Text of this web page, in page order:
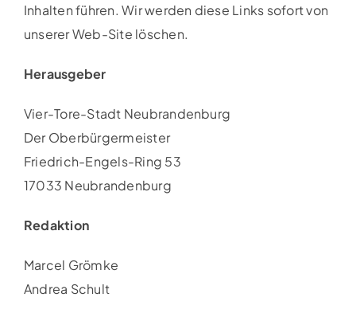
Inhalten führen. Wir werden diese Links sofort von
unserer Web-Site löschen.
Herausgeber
Vier-Tore-Stadt Neubrandenburg
Der Oberbürgermeister
Friedrich-Engels-Ring 53
17033 Neubrandenburg
Redaktion
Marcel Grömke
Andrea Schult